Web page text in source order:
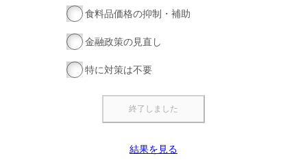
食料品価格の抑制・補助
金融政策の見直し
特に対策は不要
結果を見る